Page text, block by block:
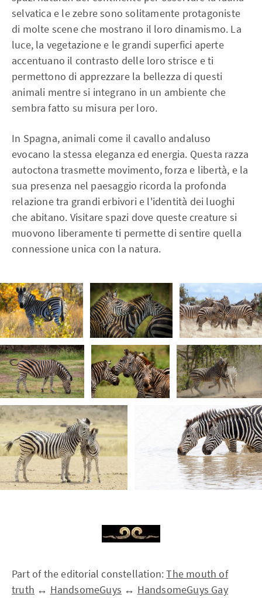
selvatica e le zebre sono solitamente protagoniste
di molte scene che mostrano il loro dinamismo. La
luce, la vegetazione e le grandi superfici aperte
accentuano il contrasto delle loro strisce e ti
permettono di apprezzare la bellezza di questi
animali mentre si integrano in un ambiente che
sembra fatto su misura per loro.
In Spagna, animali come il cavallo andaluso
evocano la stessa eleganza ed energia. Questa razza
autoctona trasmette movimento, forza e libertà, e la
sua presenza nel paesaggio ricorda la profonda
relazione tra grandi erbivori e l'identità dei luoghi
che abitano. Visitare spazi dove queste creature si
muovono liberamente ti permette di sentire quella
connessione unica con la natura.
Part of the editorial constellation:The mouth of
truth ↔ HandsomeGuys ↔ HandsomeGuys Gay